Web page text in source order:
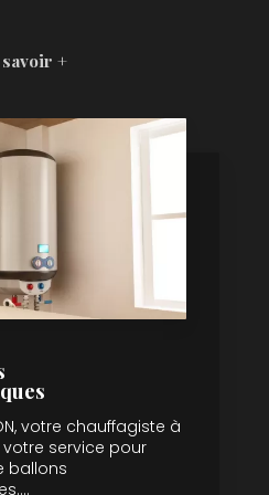
savoir +
votre chauffagiste à
service pour
ballons